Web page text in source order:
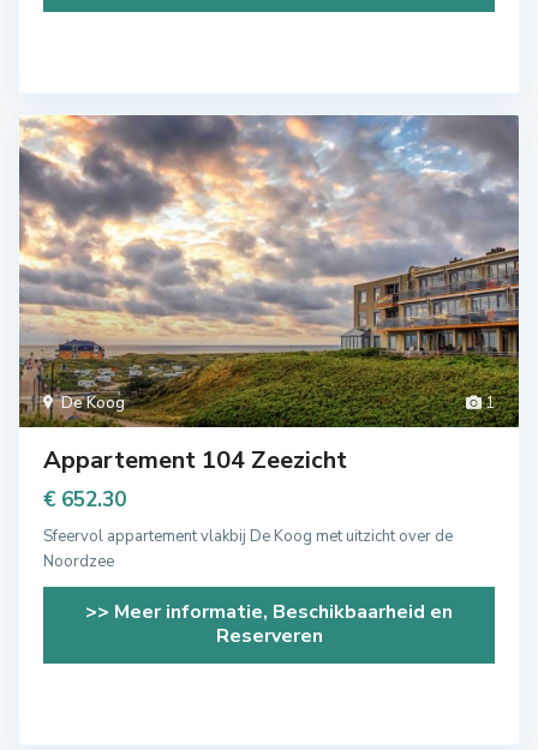
1
De Koog
Appartement 104 Zeezicht
€ 652.30
Sfeervol appartement vlakbij De Koog met uitzicht over de
Noordzee
>> Meer informatie, Beschikbaarheid en
Reserveren